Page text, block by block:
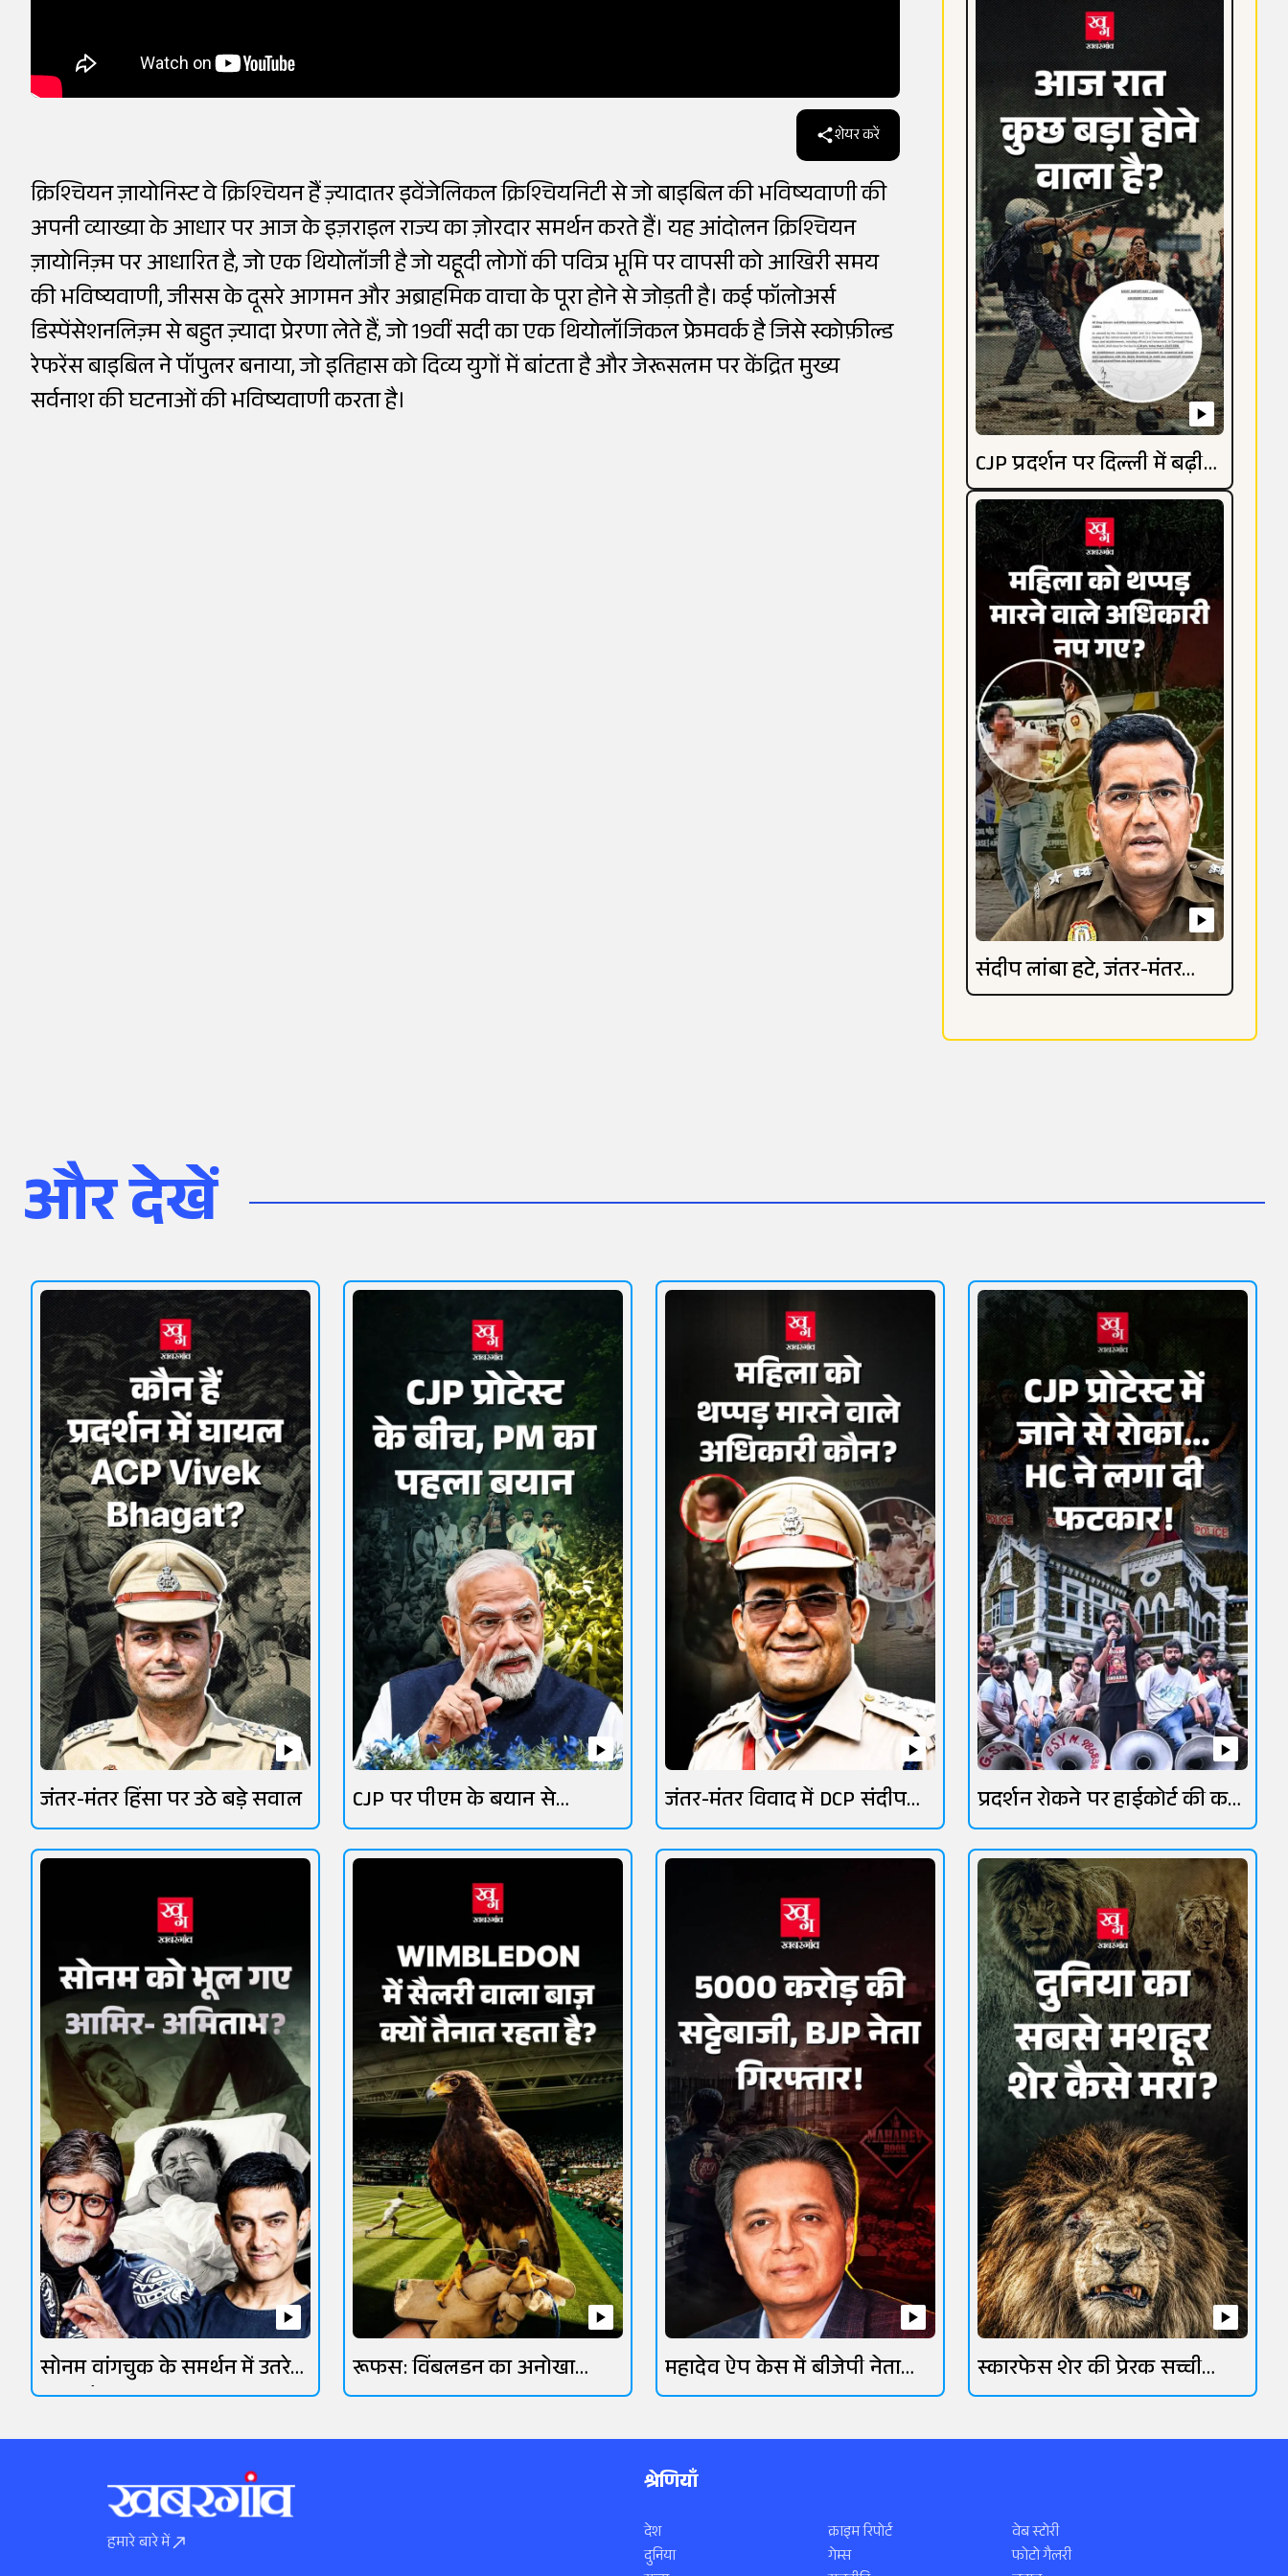
शेयर करें
क्रिश्चियन ज़ायोनिस्ट वे क्रिश्चियन हैं ज़्यादातर इवेंजेलिकल क्रिश्चियनिटी से जो बाइबिल की भविष्यवाणी की
अपनी व्याख्या के आधार पर आज के इज़राइल राज्य का ज़ोरदार समर्थन करते हैं। यह आंदोलन क्रिश्चियन
ज़ायोनिज़्म पर आधारित है, जो एक थियोलॉजी है जो यहूदी लोगों की पवित्र भूमि पर वापसी को आखिरी समय
की भविष्यवाणी, जीसस के दूसरे आगमन और अब्राहमिक वाचा के पूरा होने से जोड़ती है। कई फॉलोअर्स
डिस्पेंसेशनलिज़्म से बहुत ज़्यादा प्रेरणा लेते हैं, जो 19वीं सदी का एक थियोलॉजिकल फ्रेमवर्क है जिसे स्कोफ़ील्ड
रेफरेंस बाइबिल ने पॉपुलर बनाया, जो इतिहास को दिव्य युगों में बांटता है और जेरूसलम पर केंद्रित मुख्य
सर्वनाश की घटनाओं की भविष्यवाणी करता है।
CJP प्रदर्शन पर दिल्ली में बढ़ी
हलचल
संदीप लांबा हटे, जंतर-मंतर
विवाद गहराया
और देखें
जंतर-मंतर हिंसा पर उठे बड़े सवाल
CJP पर पीएम के बयान से
सियासत तेज
जंतर-मंतर विवाद में DCP संदीप
लांबा चर्चा में
प्रदर्शन रोकने पर हाईकोर्ट की कड़ी
फटकार
सोनम वांगचुक के समर्थन में उतरे
ओमी वैद्य
रूफस: विंबलडन का अनोखा
आसमानी रक्षक
महादेव ऐप केस में बीजेपी नेता
गिरफ्तार
स्कारफेस शेर की प्रेरक सच्ची
कहानी
हमारे बारे में
श्रेणियाँ
देश
दुनिया
क्राइम रिपोर्ट
गेम्स
वेब स्टोरी
फोटो गैलरी